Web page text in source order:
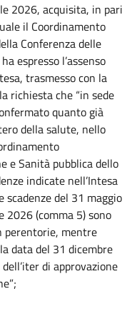
2026, acquisita, in pari
il Coordinamento
Conferenza delle
espresso l’assenso
trasmesso con la
richiesta che “in sede
quanto già
della salute, nello
e Sanità pubblica dello
indicate nell’Intesa
del 31 maggio
2026 (comma 5) sono
perentorie, mentre
data del 31 dicembre
di approvazione